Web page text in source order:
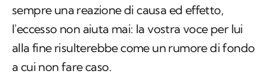
più volte il suo nome. Fate in modo da avere
sempre una reazione di causa ed effetto,
l'eccesso non aiuta mai: la vostra voce per lui
alla fine risulterebbe come un rumore di fondo